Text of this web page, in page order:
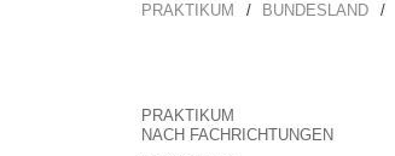
PRAKTIKUM BUNDESLAND
PRAKTIKUM
NACH FACHRICHTUNGEN